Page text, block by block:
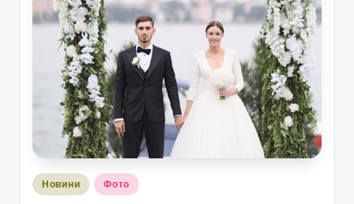
Опубліковано
Новини Фото